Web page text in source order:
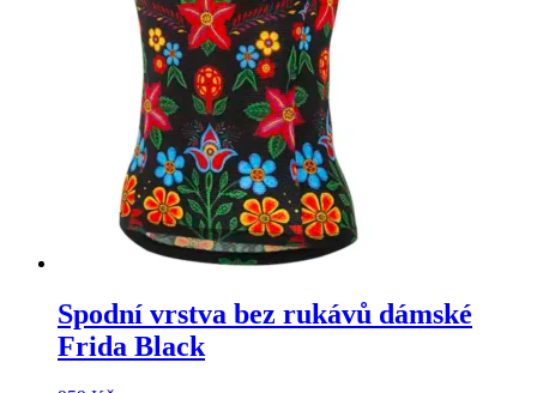
Spodní vrstva bez rukávů dámské
Frida Black